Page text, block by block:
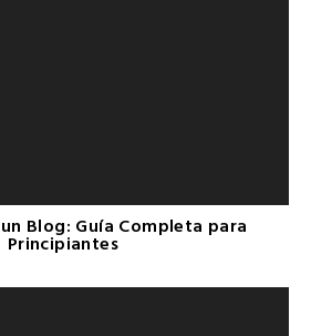
Blog: Guía Completa para
Principiantes